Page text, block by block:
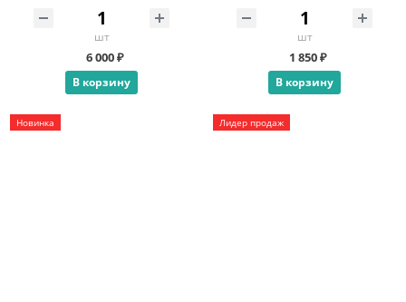
шт
6 000 ₽
В корзину
шт
1 850 ₽
В корзину
Новинка Лидер продаж